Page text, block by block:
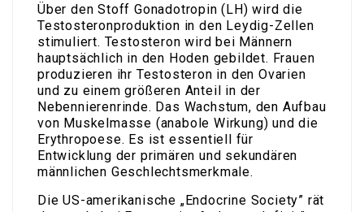
Über den Stoff Gonadotropin (LH) wird die
Testosteronproduktion in den Leydig-Zellen
stimuliert. Testosteron wird bei Männern
hauptsächlich in den Hoden gebildet. Frauen
produzieren ihr Testosteron in den Ovarien
und zu einem größeren Anteil in der
Nebennierenrinde. Das Wachstum, den Aufbau
von Muskelmasse (anabole Wirkung) und die
Erythropoese. Es ist essentiell für
Entwicklung der primären und sekundären
männlichen Geschlechtsmerkmale.
Die US-amerikanische „Endocrine Society” rät